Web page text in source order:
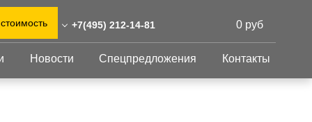
+7(495) 212-14-81
212-14-81
0 руб
Новости Спецпредложения Контакты